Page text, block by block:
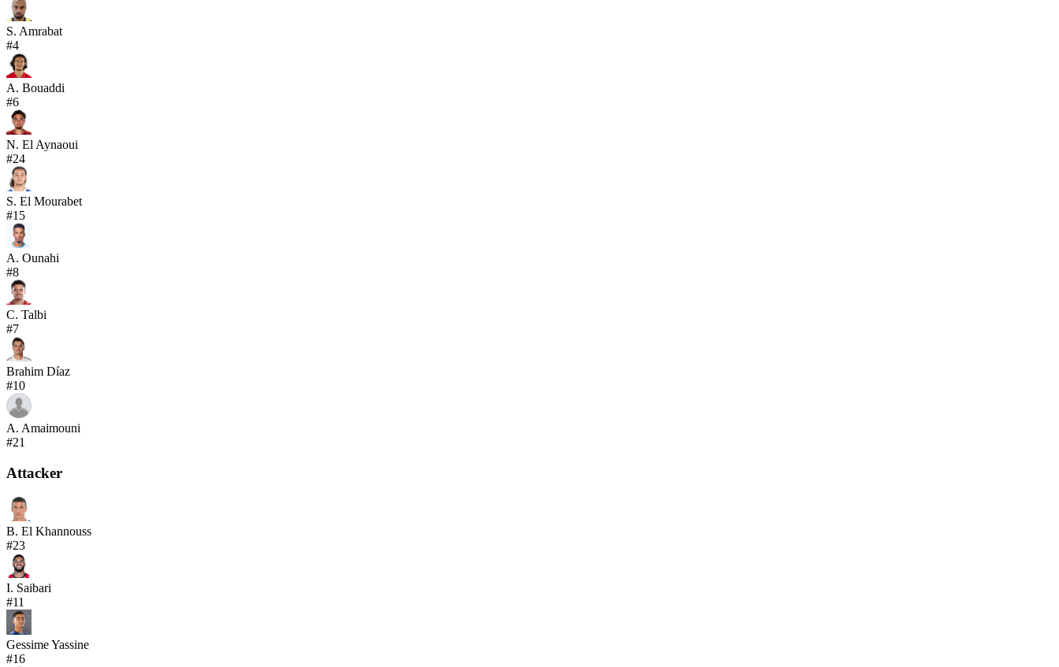
S. Amrabat
#4
A. Bouaddi
#6
N. El Aynaoui
#24
S. El Mourabet
#15
A. Ounahi
#8
C. Talbi
#7
Brahim Díaz
#10
A. Amaimouni
#21
Attacker
B. El Khannouss
#23
I. Saibari
#11
Gessime Yassine
#16